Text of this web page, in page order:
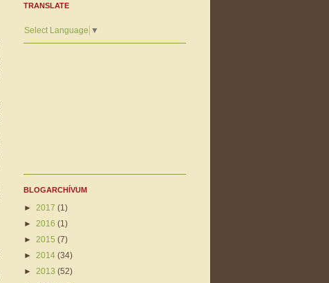
TRANSLATE
Select Language ▼
BLOGARCHÍVUM
► 2017 (1)
► 2016 (1)
► 2015 (7)
► 2014 (34)
► 2013 (52)